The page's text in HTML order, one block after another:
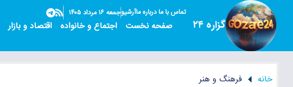
گزاره ۲۴
تماس با مادرباره ماآرشیوجمعه ۱۶ مرداد ۱۴۰۵
صفحه نخست اجتماع و خانواده اقتصاد و بازار
خانه فرهنگ و هنر